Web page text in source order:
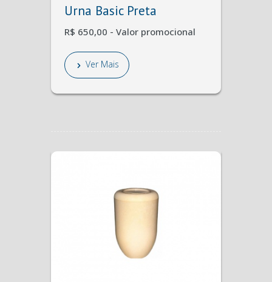
Urna Basic Preta
R$ 650,00 - Valor promocional
Ver Mais